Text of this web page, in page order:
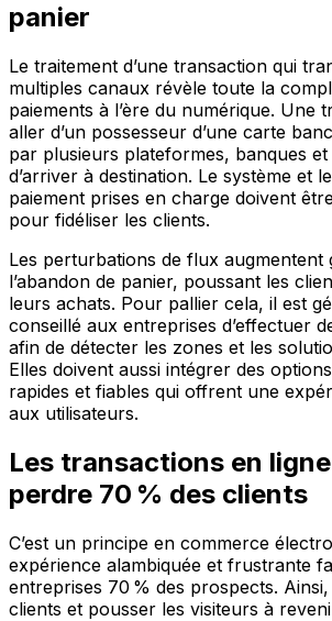
panier
Le traitement d’une transaction qui
multiples canaux révèle toute la
paiements à l’ère du numérique. Une
aller d’un possesseur d’une carte
par plusieurs plateformes, banques
d’arriver à destination. Le système et
paiement prises en charge doivent
pour fidéliser les clients.
Les perturbations de flux augmentent
l’abandon de panier, poussant les
leurs achats. Pour pallier cela, il est
conseillé aux entreprises d’effectuer
afin de détecter les zones et les
Elles doivent aussi intégrer des
rapides et fiables qui offrent une
aux utilisateurs.
Les transactions en
perdre 70 % des clients
C’est un principe en commerce
expérience alambiquée et frustrante
entreprises 70 % des prospects.
clients et pousser les visiteurs à